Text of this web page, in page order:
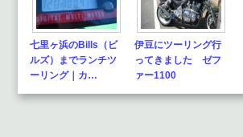
七里ヶ浜のBills（ビ
ルズ）までランチツ
ーリング｜カ…
伊豆にツーリング行
ってきました ゼフ
ァー1100